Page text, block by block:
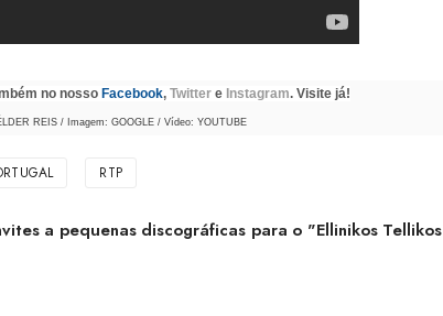
no nosso Facebook, Twittere Instagram. Visite já!
REIS / Imagem: GOOGLE / Vídeo: YOUTUBE
RTP
a pequenas discográficas para o "Ellinikos Tellikos